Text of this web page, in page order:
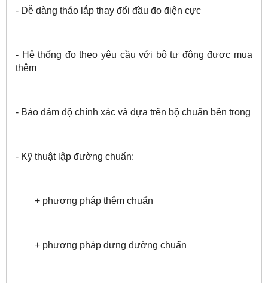
- Dễ dàng tháo lắp thay đổi đầu đo điện cực
- Hệ thống đo theo yêu cầu với bộ tự động được mua
thêm
- Bảo đảm độ chính xác và dựa trên bộ chuẩn bên trong
- Kỹ thuật lập đường chuẩn:
+ phương pháp thêm chuẩn
+ phương pháp dựng đường chuẩn